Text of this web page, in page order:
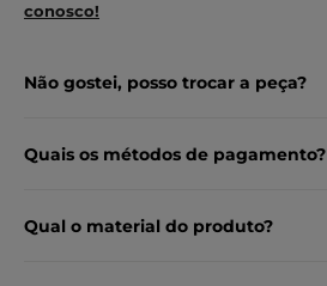
conosco!
Não gostei, posso trocar a peça?
Quais os métodos de pagamento?
Qual o material do produto?